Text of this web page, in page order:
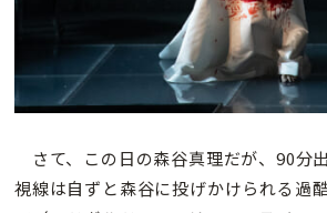
さて、この日の森谷真理だが、90分
視線は自ずと森谷に投げかけられる過